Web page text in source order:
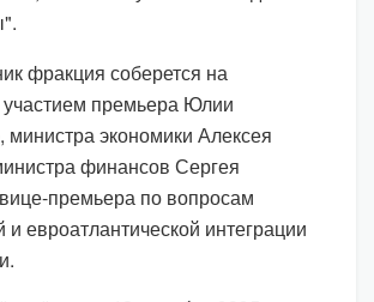
фракция соберется на
участием премьера Юлии
экономики Алексея
финансов Сергея
премьера по вопросам
и евроатлантической интеграции